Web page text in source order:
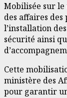
Mobilisée sur
des affaires
l’installation
sécurité ainsi
Cette
ministère des
pour garantir